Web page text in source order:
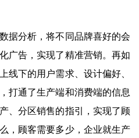
据分析，将不同品牌喜好的会
广告，实现了精准营销。再如
线下的用户需求、设计偏好、
打通了生产端和消费端的信息
、分区销售的指引，实现了顾
，顾客需要多少，企业就生产